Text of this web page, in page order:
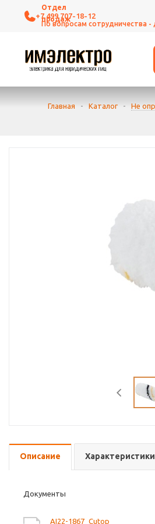
+7 499 707-18-12
Главная - Каталог - Не
Описание Характеристики
Документы
AI22-1867_Cutop